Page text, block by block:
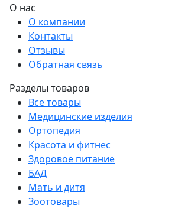
О нас
О компании
Контакты
Отзывы
Обратная связь
Разделы товаров
Все товары
Медицинские изделия
Ортопедия
Красота и фитнес
Здоровое питание
БАД
Мать и дитя
Зоотовары